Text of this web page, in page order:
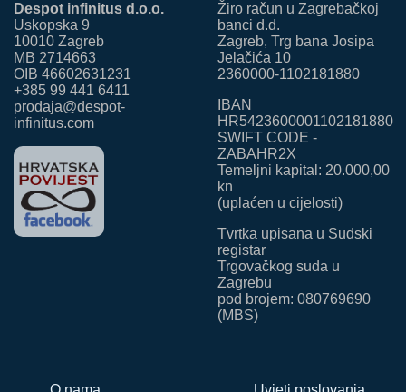
Despot infinitus d.o.o.
Uskopska 9
10010 Zagreb
MB 2714663
OIB 46602631231
+385 99 441 6411
prodaja@despot-
infinitus.com
Žiro račun u Zagrebačkoj
banci d.d.
Zagreb, Trg bana Josipa
Jelačića 10
2360000-1102181880
IBAN
HR5423600001102181880
SWIFT CODE -
ZABAHR2X
Temeljni kapital: 20.000,00
kn
(uplaćen u cijelosti)
Tvrtka upisana u Sudski
registar
Trgovačkog suda u
Zagrebu
pod brojem: 080769690
(MBS)